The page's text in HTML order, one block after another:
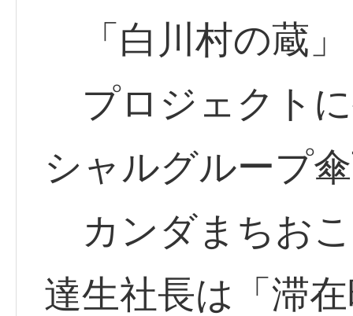
「白川村の蔵
プロジェクト
シャルグループ
カンダまちお
達生社長は「滞